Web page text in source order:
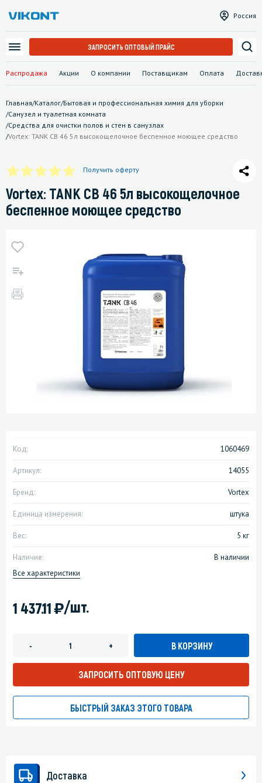
Распродажа Акции О компании Поставщикам Оплата
Россия
ЗАПРОСИТЬ ОПТОВЫЙ ПРАЙС
Главная/Каталог/Бытовая и профессиональная химия для уборки
/Санузел и туалетная комната
/Средства для очистки полов и стен в санузлах
/Vortex: TANK CB 46 5л высокощелочное беспенное моющее средство
Получить оферту
Vortex: TANK CB 46 5л высокощелочное
беспенное моющее средство
Код: 1060469
Артикул: 14055
Бренд: Vortex
Единица измерения: штука
Вес: 5 кг
Наличие:
В наличии
Все характеристики
1 437.11)/шт.
- + В КОРЗИНУ
ЗАПРОСИТЬ ОПТОВУЮ ЦЕНУ
БЫСТРЫЙ ЗАКАЗ ЭТОГО ТОВАРА
Доставка